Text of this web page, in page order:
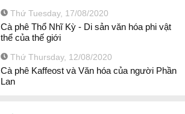
Thứ Tuesday, 17/08/2020
Cà phê Thổ Nhĩ Kỳ - Di sản văn hóa phi vật
thể của thế giới
Thứ Thursday, 12/08/2020
Cà phê Kaffeost và Văn hóa của người Phần
Lan